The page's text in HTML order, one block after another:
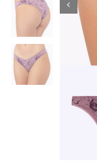
Σχετικά με εμάς
Καλάθι
English